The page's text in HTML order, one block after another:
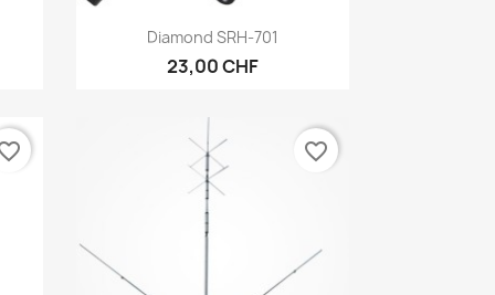
Anteprima
Diamond SRH-701
23,00 CHF
favorite_border